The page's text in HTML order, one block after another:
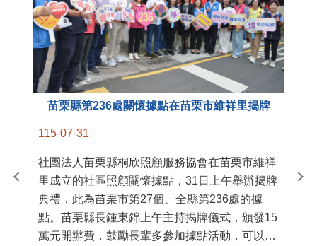
苗栗縣第236處關懷據點在苗栗市維祥里揭牌
115-07-31
社團法人苗栗縣桐欣照顧服務協會在苗栗市維祥
里成立的社區照顧關懷據點，31日上午舉辦揭牌
典禮，此為苗栗市第27個、全縣第236處的據
點。苗栗縣長鍾東錦上午主持揭牌儀式，頒發15
萬元開辦費，鼓勵長輩多參加據點活動，可以更
苗